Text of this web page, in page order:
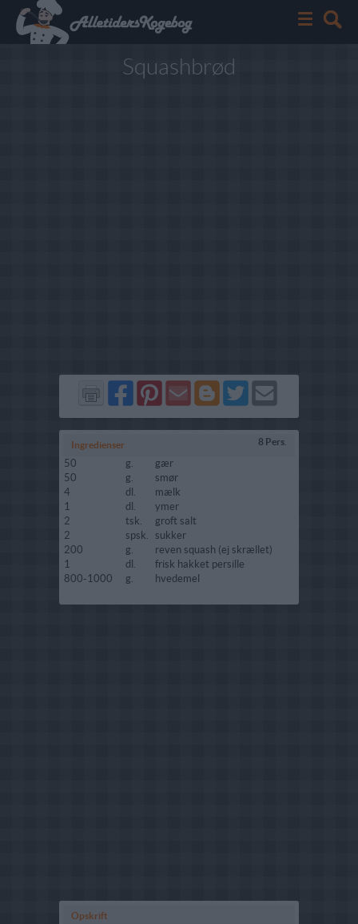
Squashbrød
Del
på
Facebook
Del
på
Pinterest
Send
via
GMail
Del
på
Blogger
Del
på
Twitter
Send
Ingredienser 8 Pers.
50 g.
gær
50
g.
smør
4
dl.
mælk
1
dl.
ymer
2
tsk.
groft salt
2
spsk.
sukker
200
g.
reven squash (ej skrællet)
1
dl.
frisk hakket persille
800-1000
g. hvedemel
Opskrift